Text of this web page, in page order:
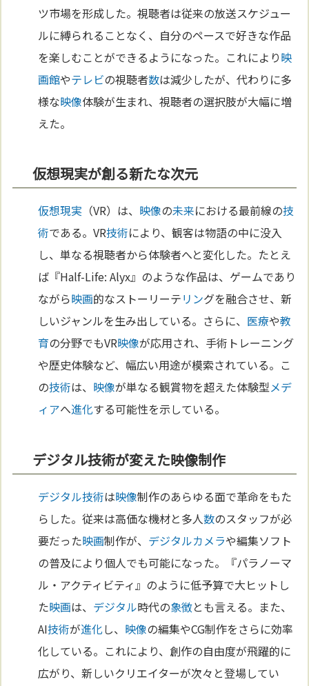
ツ市場を形成した。視聴者は従来の放送スケジュー
ルに縛られることなく、自分のペースで好きな作品
を楽しむことができるようになった。これにより映
画館やテレビの視聴者数は減少したが、代わりに多
様な映像体験が生まれ、視聴者の選択肢が大幅に増
えた。
仮想現実が創る新たな次元
仮想現実 （VR）は、 映像の未来における最前線の技
術である。VR技術により、観客は物語の中に没入
し、単なる視聴者から体験者へと変化した。たとえ
ば『Half-Life: Alyx』のような作品は、ゲームであり
ながら映画的なストーリーテリングを融合させ、新
しいジャンルを生み出している。さらに、 医療や教
育の分野でもVR映像が応用され、手術トレーニング
や歴史体験など、幅広い用途が模索されている。こ
の技術は、 映像が単なる観賞物を超えた体験型メデ
ィアへ進化する可能性を示している。
デジタル技術が変えた映像制作
デジタル技術は映像制作のあらゆる面で革命をもた
らした。従来は高価な機材と多人数のスタッフが必
要だった映画制作が、 デジタルカメラや編集ソフト
の普及により個人でも可能になった。『パラノーマ
ル・アクティビティ』のように低予算で大ヒットし
た映画は、 デジタル時代の象徴とも言える。また、
AI技術が進化し、 映像の編集やCG制作をさらに効率
化している。これにより、創作の自由度が飛躍的に
広がり、新しいクリエイターが次々と登場してい